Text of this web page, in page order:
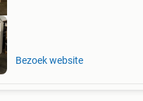
Bezoek website